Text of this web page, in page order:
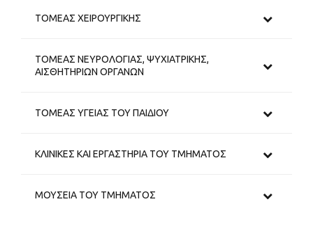
ΤΟΜΕΑΣ ΧΕΙΡΟΥΡΓΙΚΗΣ
ΤΟΜΕΑΣ ΝΕΥΡΟΛΟΓΙΑΣ, ΨΥΧΙΑΤΡΙΚΗΣ,
ΑΙΣΘΗΤΗΡΙΩΝ ΟΡΓΑΝΩΝ
ΤΟΜΕΑΣ ΥΓΕΙΑΣ ΤΟΥ ΠΑΙΔΙΟΥ
ΚΛΙΝΙΚΕΣ ΚΑΙ ΕΡΓΑΣΤΗΡΙΑ ΤΟΥ ΤΜΗΜΑΤΟΣ
ΜΟΥΣΕΙΑ ΤΟΥ ΤΜΗΜΑΤΟΣ